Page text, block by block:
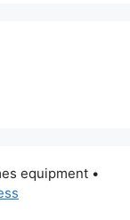
equipment•